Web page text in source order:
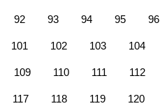
92 93 94 95 96
101 102 103 104
109 110 111 112
117 118 119 120